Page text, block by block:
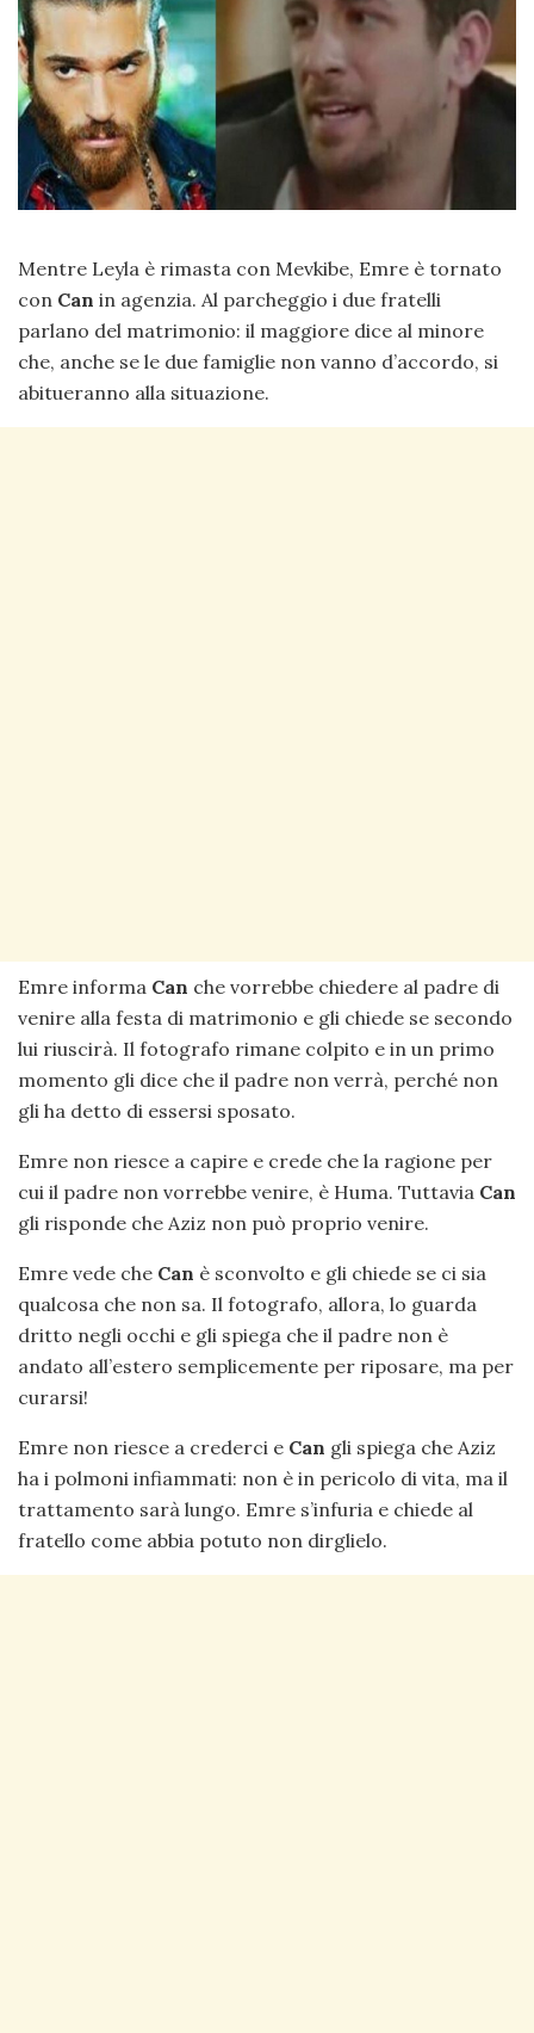
Mentre Leyla è rimasta con Mevkibe, Emre è tornato
con Can in agenzia. Al parcheggio i due fratelli
parlano del matrimonio: il maggiore dice al minore
che, anche se le due famiglie non vanno d’accordo, si
abitueranno alla situazione.
Emre informa Can che vorrebbe chiedere al padre di
venire alla festa di matrimonio e gli chiede se secondo
lui riuscirà. Il fotografo rimane colpito e in un primo
momento gli dice che il padre non verrà, perché non
gli ha detto di essersi sposato.
Emre non riesce a capire e crede che la ragione per
cui il padre non vorrebbe venire, è Huma. Tuttavia Can
gli risponde che Aziz non può proprio venire.
Emre vede che Can è sconvolto e gli chiede se ci sia
qualcosa che non sa. Il fotografo, allora, lo guarda
dritto negli occhi e gli spiega che il padre non è
andato all’estero semplicemente per riposare, ma per
curarsi!
Emre non riesce a crederci e Can gli spiega che Aziz
ha i polmoni infiammati: non è in pericolo di vita, ma il
trattamento sarà lungo. Emre s’infuria e chiede al
fratello come abbia potuto non dirglielo.